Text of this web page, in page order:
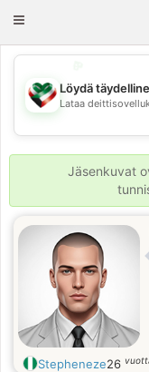
Toggle
Löydä
Lataa
Jäsenkuvat
Stepheneze26